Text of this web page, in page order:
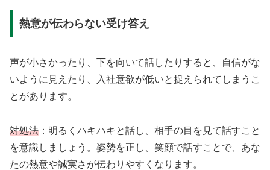
熱意が伝わらない受け答え
声が小さかったり、下を向いて話したりすると、自信がな
いように見えたり、入社意欲が低いと捉えられてしまうこ
とがあります。
対処法 ：明るくハキハキと話し、相手の目を見て話すこと
を意識しましょう。姿勢を正し、笑顔で話すことで、あな
たの熱意や誠実さが伝わりやすくなります。